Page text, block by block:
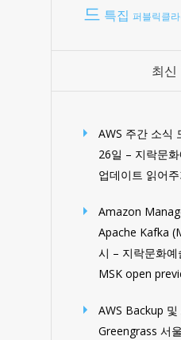
드 특집 퍼블릭클
최신
AWS 주간 소식
26일 – 지락문
업데이트 읽어
Amazon
Apache Kafka
시 – 지락문화
MSK open
AWS Backup 및
Greengrass 서